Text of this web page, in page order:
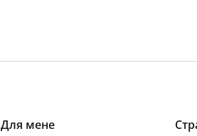
Для мене